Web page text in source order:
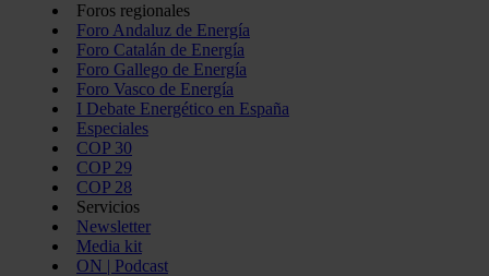
Foros regionales
Foro Andaluz de Energía
Foro Catalán de Energía
Foro Gallego de Energía
Foro Vasco de Energía
I Debate Energético en España
Especiales
COP 30
COP 29
COP 28
Servicios
Newsletter
Media kit
ON | Podcast